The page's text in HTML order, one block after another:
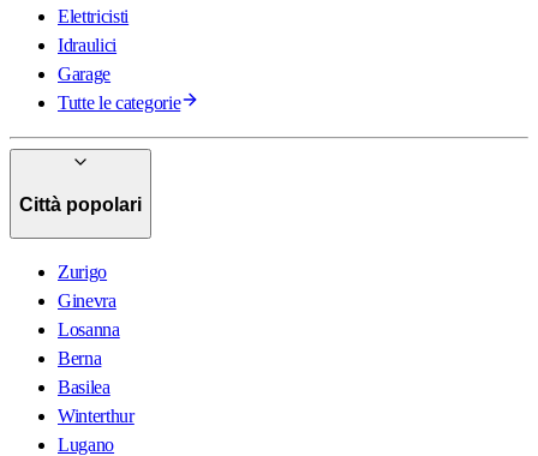
Elettricisti
Idraulici
Garage
Tutte le categorie
Città popolari
Zurigo
Ginevra
Losanna
Berna
Basilea
Winterthur
Lugano